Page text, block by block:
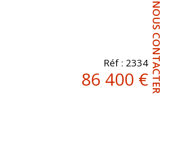
NOUS CONTACTER
Réf : 2334
86 400 €